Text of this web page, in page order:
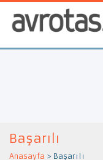
Başarılı
Anasayfa > Başarılı